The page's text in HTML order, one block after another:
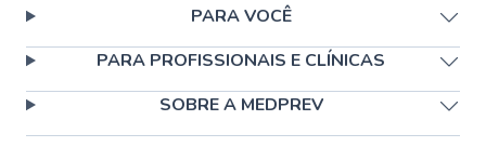
PARA VOCÊ
PARA PROFISSIONAIS E CLÍNICAS
SOBRE A MEDPREV